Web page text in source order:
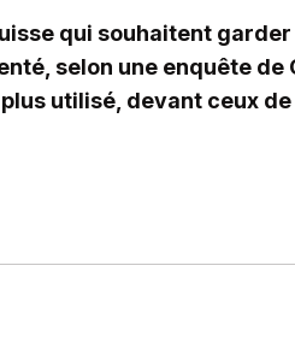
qui souhaitent
selon une enquête de
utilisé, devant ceux de